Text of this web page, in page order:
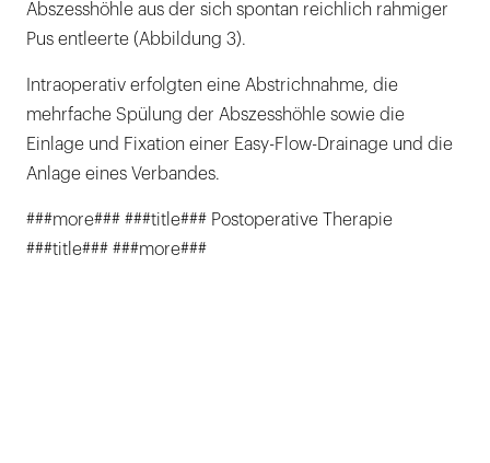
Abszesshöhle aus der sich spontan reichlich rahmiger
Pus entleerte (Abbildung 3).
Intraoperativ erfolgten eine Abstrichnahme, die
mehrfache Spülung der Abszesshöhle sowie die
Einlage und Fixation einer Easy-Flow-Drainage und die
Anlage eines Verbandes.
###more### ###title### Postoperative Therapie
###title### ###more###